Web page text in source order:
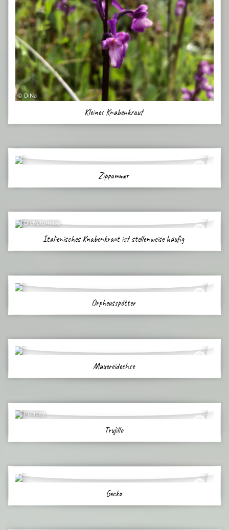
DiNa
Kleines Knabenkraut
Zippammer
DieNaturreise
Italienisches Knabenkraut ist stellenweise häufig
Orpheusspötter
Mauereidechse
Pixabay
Trujillo
Gecko